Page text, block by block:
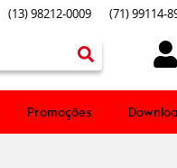
(13)98212-0009 (71)99114-
Promoções